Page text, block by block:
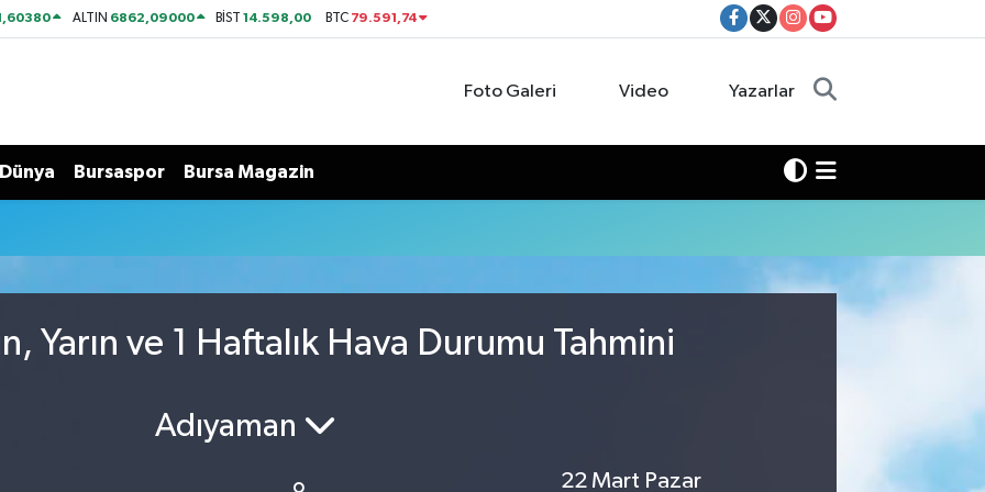
ALTIN 6862,09000 BİST14.598,00 BTC 79.591,74
Foto Galeri Video Yazarlar
Dünya Bursaspor Bursa Magazin
Yarın ve 1 Haftalık Hava Durumu Tahmini
Adıyaman
22 Mart Pazar